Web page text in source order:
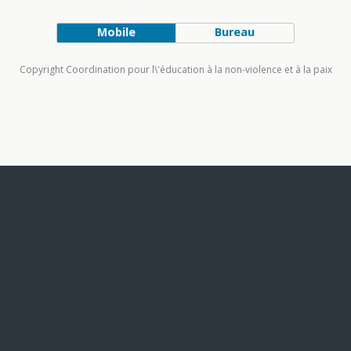
Mobile Bureau
Copyright Coordination pour l\'éducation à la non-violence et à la paix